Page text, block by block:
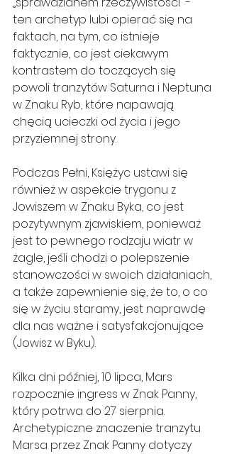
ten archetyp lubi opierać się na
faktach, na tym, co istnieje
faktycznie, co jest ciekawym
kontrastem do toczących się
powoli tranzytów Saturna i Neptuna
w Znaku Ryb, które napawają
chęcią ucieczki od życia i jego
przyziemnej strony.
Podczas Pełni, Księżyc ustawi się
również w aspekcie trygonu z
Jowiszem w Znaku Byka, co jest
pozytywnym zjawiskiem, ponieważ
jest to pewnego rodzaju wiatr w
żagle, jeśli chodzi o polepszenie
stanowczości w swoich działaniach,
a także zapewnienie się, że to, o co
się w życiu staramy, jest naprawdę
dla nas ważne i satysfakcjonujące
(Jowisz w Byku).
Kilka dni później, 10 lipca, Mars
rozpocznie ingress w Znak Panny,
który potrwa do 27 sierpnia.
Archetypiczne znaczenie tranzytu
Marsa przez Znak Panny dotyczy